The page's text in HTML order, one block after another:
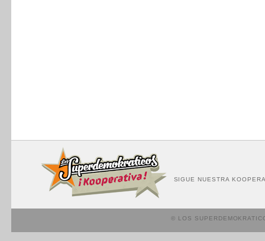
SIGUE NUESTRA
© LOS